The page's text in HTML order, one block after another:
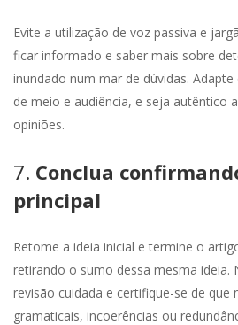
Evite a utilização de voz passiva e
ficar informado e saber mais sobre
inundado num mar de dúvidas.
de meio e audiência, e seja autêntico
opiniões.
7. Conclua
principal
Retome a ideia inicial e termine o
retirando o sumo dessa mesma ideia.
revisão cuidada e certifique-se de que
gramaticais, incoerências ou